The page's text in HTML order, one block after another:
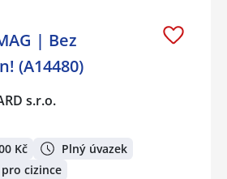
| Bez
(A14480)
s.r.o.
Kč
Plný úvazek
cizince